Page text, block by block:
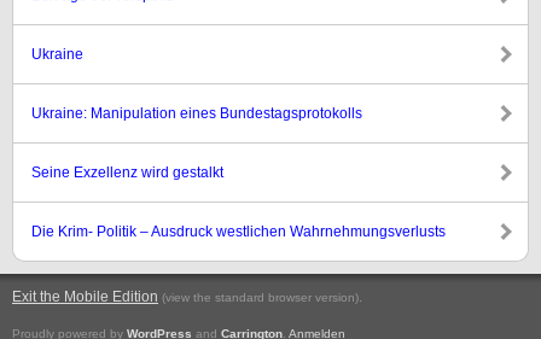
Ukraine
Ukraine: Manipulation eines Bundestagsprotokolls
Seine Exzellenz wird gestalkt
Die Krim- Politik – Ausdruck westlichen Wahrnehmungsverlusts
Exit the Mobile Edition (view the standard browser version).
Proudly powered by WordPress and Carrington Anmelden